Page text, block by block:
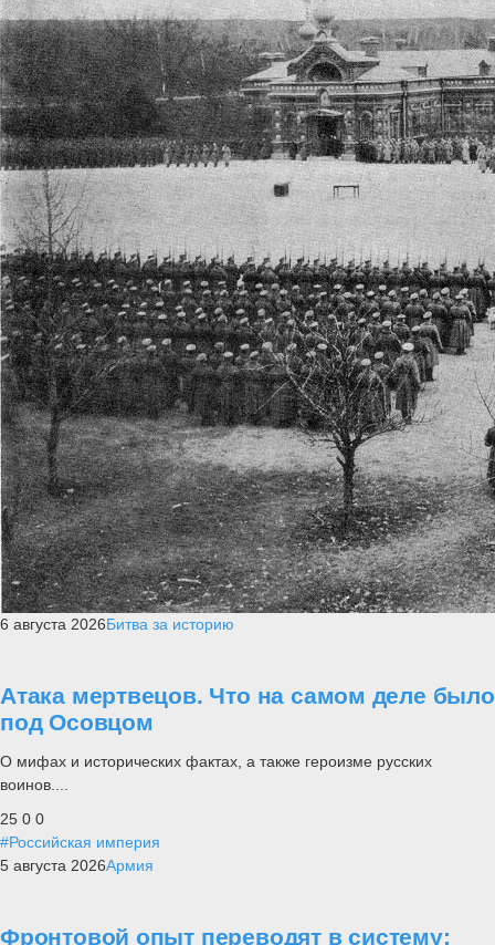
6 августа 2026Битва за историю
Атака мертвецов. Что на самом деле было
под Осовцом
О мифах и исторических фактах, а также героизме русских
воинов....
25 0 0
#Российская империя
5 августа 2026Армия
Фронтовой опыт переводят в систему: